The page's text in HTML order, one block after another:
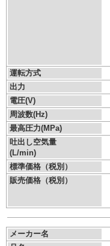
運転方式
出力
電圧(V)
周波数(Hz)
最高圧力(MPa)
吐出し空気量
(L/min)
標準価格（税別）
販売価格（税別）
メーカー名